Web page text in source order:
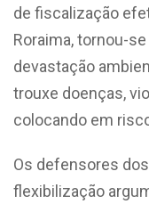
de fiscalização
Roraima, tornou-
devastação
trouxe doenças,
colocando em
Os defensores
flexibilização